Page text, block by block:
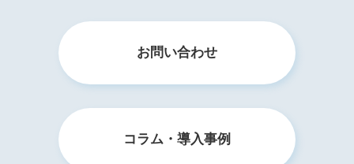
お問い合わせ
コラム・導入事例